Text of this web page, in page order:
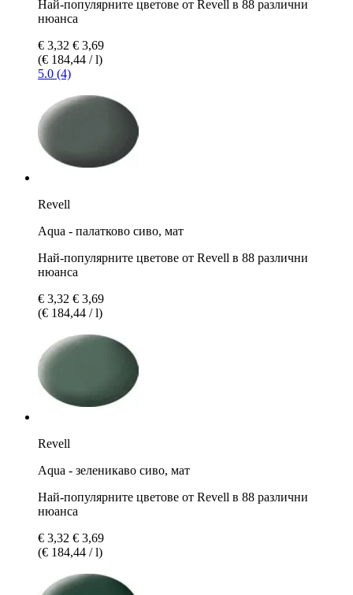
Най-популярните цветове от Revell в 88 различни
нюанса
€ 3,32 € 3,69
(€ 184,44 / l)
5.0 (4)
Revell
Aqua - палатково сиво, мат
Най-популярните цветове от Revell в 88 различни
нюанса
€ 3,32 € 3,69
(€ 184,44 / l)
Revell
Aqua - зеленикаво сиво, мат
Най-популярните цветове от Revell в 88 различни
нюанса
€ 3,32 € 3,69
(€ 184,44 / l)